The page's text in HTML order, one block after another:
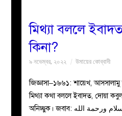
নারীদের
পাতা
মজলিস
মিথ্যা বললে
কিনা?
৯ নভেম্বর, ২০২২ উমায়ের কোব্বাদী
জিজ্ঞাসা–১৬৬১: শায়েখ,
মিথ্যা কথা বললে ইবাদত, দোয়া
অনিচ্ছুক। জবাব: وعليكم السلام ورحمة الله মিথ্যা বলার ফলে